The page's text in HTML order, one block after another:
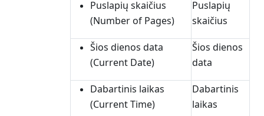
Puslapių skaičius
(Number of Pages)
Puslapių
skaičius
Šios dienos data
(Current Date)
Šios dienos
data
Dabartinis laikas
(Current Time)
Dabartinis
laikas